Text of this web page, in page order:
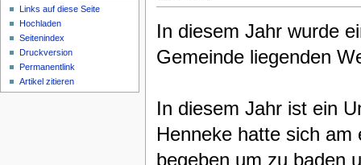
In diesem Jahr wurde
Gemeinde liegenden
In diesem Jahr ist ein
Henneke hatte sich
begeben um zu baden
Links auf diese Seite
Hochladen
Seitenindex
Druckversion
Permanentlink
Artikel zitieren